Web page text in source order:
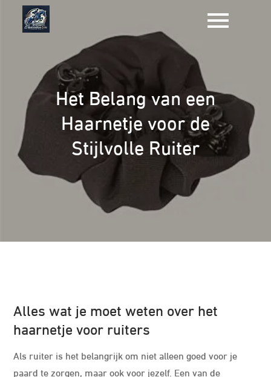
Het Belang van een
Haarnetje voor de
Stijlvolle Ruiter
Alles wat je moet weten over het
haarnetje voor ruiters
Als ruiter is het belangrijk om niet alleen goed voor je
paard te zorgen, maar ook voor jezelf. Een van de